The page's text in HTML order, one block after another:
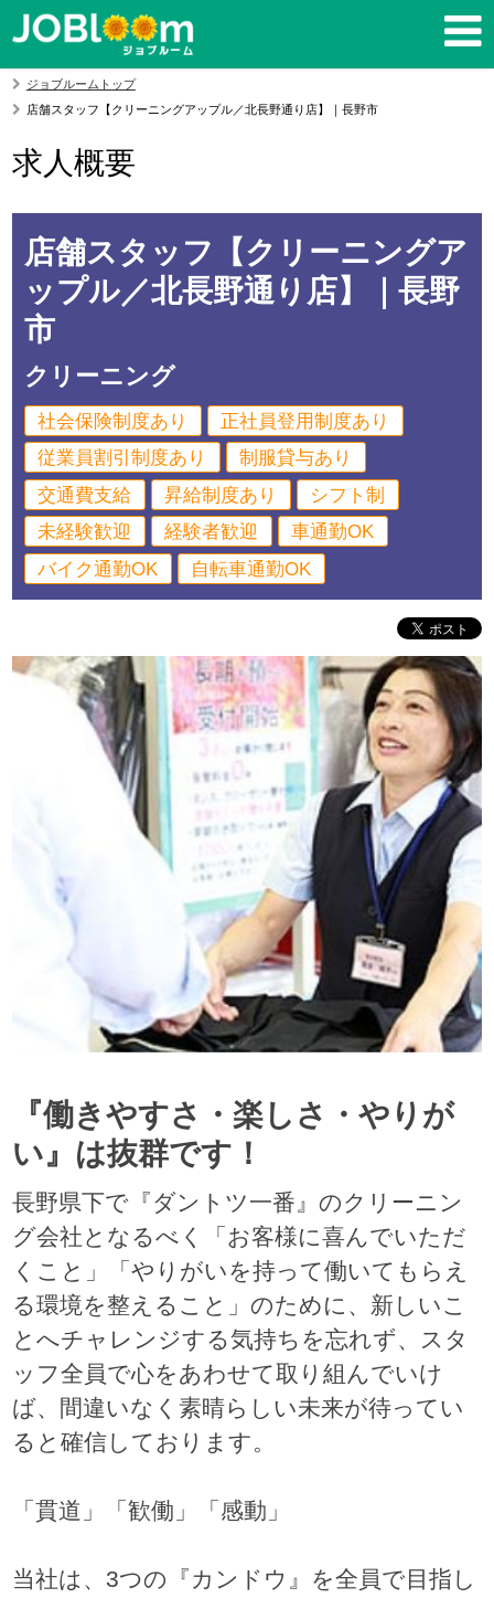
ジョブルームトップ
店舗スタッフ【クリーニングアップル／北長野通り店】｜長野市
求人概要
店舗スタッフ【クリーニングア
ップル／北長野通り店】｜長野
市
クリーニング
社会保険制度あり
正社員登用制度あり
従業員割引制度あり
制服貸与あり
交通費支給
昇給制度あり
シフト制
未経験歓迎
経験者歓迎
車通勤OK
バイク通勤OK
自転車通勤OK
『働きやすさ・楽しさ・やりが
い』は抜群です！
長野県下で『ダントツ一番』のクリーニン
グ会社となるべく「お客様に喜んでいただ
くこと」「やりがいを持って働いてもらえ
る環境を整えること」のために、新しいこ
とへチャレンジする気持ちを忘れず、スタ
ッフ全員で心をあわせて取り組んでいけ
ば、間違いなく素晴らしい未来が待ってい
ると確信しております。
「貫道」「歓働」「感動」
当社は、3つの『カンドウ』を全員で目指し